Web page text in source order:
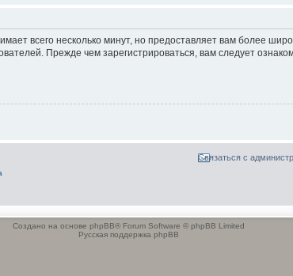
всего несколько минут, но предоставляет вам более
Прежде чем зарегистрироваться, вам следует
Связаться с
Создано на основе phpBB® Forum Software © phpBB Limited
Русская поддержка phpBB